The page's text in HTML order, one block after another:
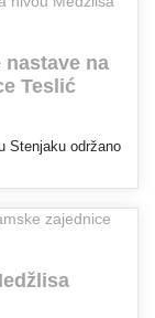
nastave na
Teslić
Stenjaku održano